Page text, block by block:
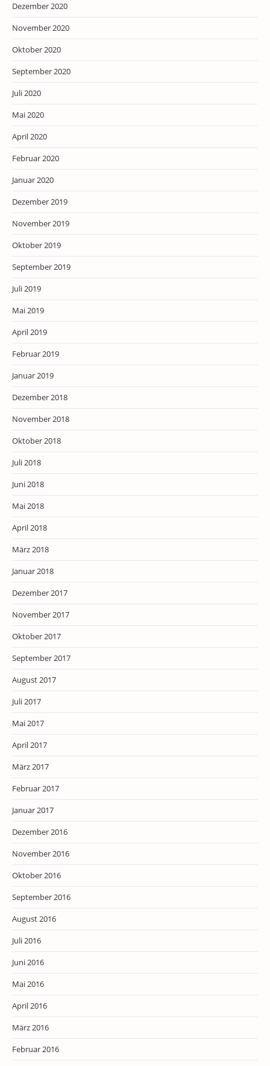
Dezember 2020
November 2020
Oktober 2020
September 2020
Juli 2020
Mai 2020
April 2020
Februar 2020
Januar 2020
Dezember 2019
November 2019
Oktober 2019
September 2019
Juli 2019
Mai 2019
April 2019
Februar 2019
Januar 2019
Dezember 2018
November 2018
Oktober 2018
Juli 2018
Juni 2018
Mai 2018
April 2018
März 2018
Januar 2018
Dezember 2017
November 2017
Oktober 2017
September 2017
August 2017
Juli 2017
Mai 2017
April 2017
März 2017
Februar 2017
Januar 2017
Dezember 2016
November 2016
Oktober 2016
September 2016
August 2016
Juli 2016
Juni 2016
Mai 2016
April 2016
März 2016
Februar 2016